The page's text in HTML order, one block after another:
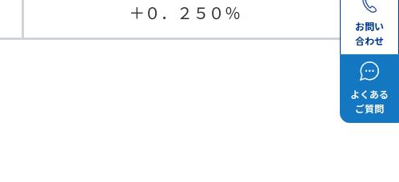
お問い
合わせ
よくある
ご質問
＋０．２５０％